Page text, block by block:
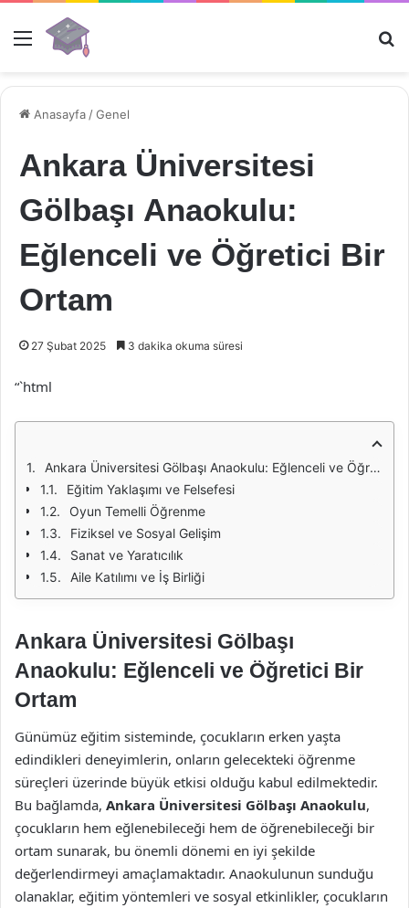
Menü
Anasayfa /Genel
Ankara Üniversitesi
Gölbaşı Anaokulu:
Eğlenceli ve Öğretici Bir
Ortam
27 Şubat 2025 3 dakika okuma süresi
“`html
Ankara Üniversitesi Gölbaşı Anaokulu: Eğlenceli ve Öğretici Bir Ortam
Eğitim Yaklaşımı ve Felsefesi
Oyun Temelli Öğrenme
Fiziksel ve Sosyal Gelişim
Sanat ve Yaratıcılık
Aile Katılımı ve İş Birliği
Ankara Üniversitesi Gölbaşı
Anaokulu: Eğlenceli ve Öğretici Bir
Ortam
Günümüz eğitim sisteminde, çocukların erken yaşta
edindikleri deneyimlerin, onların gelecekteki öğrenme
süreçleri üzerinde büyük etkisi olduğu kabul edilmektedir.
Bu bağlamda, Ankara Üniversitesi Gölbaşı Anaokulu,
çocukların hem eğlenebileceği hem de öğrenebileceği bir
ortam sunarak, bu önemli dönemi en iyi şekilde
değerlendirmeyi amaçlamaktadır. Anaokulunun sunduğu
olanaklar, eğitim yöntemleri ve sosyal etkinlikler, çocukların